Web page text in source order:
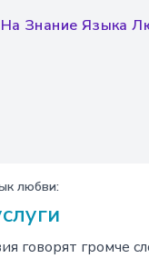
Знание Языка
любви:
говорят громче